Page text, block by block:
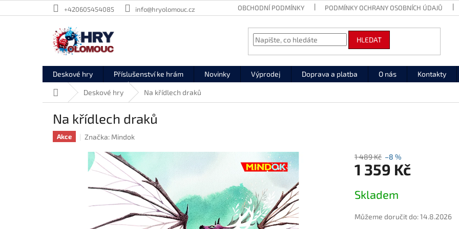
na
+420605454085 info@hryolomouc.cz OBCHODNÍ PODMÍNKY PODMÍNKY OCHRANY OSOBNÍCH ÚDAJŮ
HLEDAT
Deskové hry Příslušenství ke hrám Novinky Výprodej Doprava a platba O nás Kontakty
Domů Deskové hry Na křídlech draků
Na křídlech draků
Akce Značka: Mindok
1 489 Kč –8 %
1 359 Kč
cena:
Skladem
Můžeme doručit do:14.8.2026